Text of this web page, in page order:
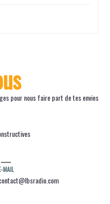
pour nous faire part de tes envies
MAIL